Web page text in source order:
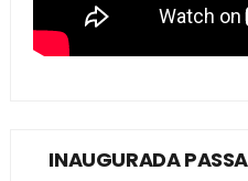
INAUGURADA